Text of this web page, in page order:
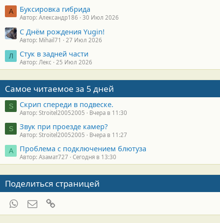
А Буксировка гибрида
Автор: Александр186 30 Июл 2026
С Днём рождения Yugin!
Автор: Mihail71 27 Июл 2026
Л Стук в задней части
Автор: Лекс 25 Июл 2026
Самое читаемое за 5 дней
S Скрип спереди в подвеске.
Автор: Stroitel20052005 Вчера в 11:30
S Звук при проезде камер?
Автор: Stroitel20052005 Вчера в 11:27
А Проблема с подключением блютуза
Автор: Азамат727 Сегодня в 13:30
Поделиться страницей
WhatsAppЭлектронная почта